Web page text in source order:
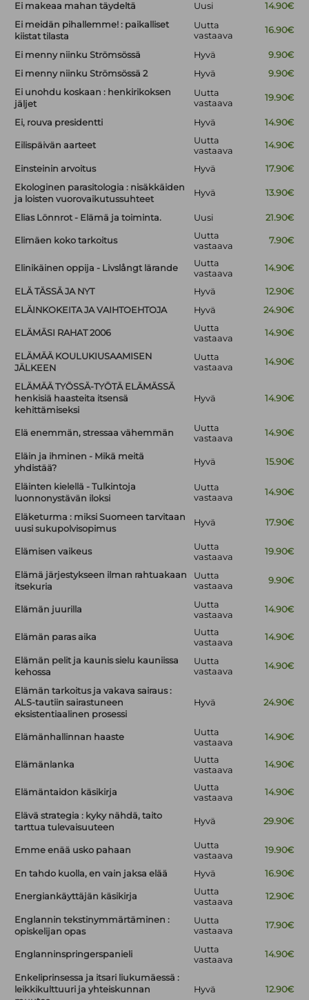
Ei makeaa mahan täydeltä Uusi
14.90€
Ei meidän pihallemme! : paikalliset
kiistat tilasta
Uutta
vastaava
16.90€
Ei menny niinku Strömsössä Hyvä
9.90€
Ei menny niinku Strömsössä 2
Hyvä
9.90€
Ei unohdu koskaan : henkirikoksen
jäljet
Uutta
vastaava
19.90€
Ei, rouva presidentti Hyvä 14.90€
Eilispäivän aarteet
Uutta
vastaava
14.90€
Einsteinin arvoitus Hyvä
17.90€
Ekologinen parasitologia : nisäkkäiden
ja loisten vuorovaikutussuhteet
Hyvä 13.90€
Elias Lönnrot - Elämä ja toiminta. Uusi 21.90€
Elimäen koko tarkoitus
Uutta
vastaava
7.90€
Elinikäinen oppija - Livslångt lärande
Uutta
vastaava
14.90€
ELÄ TÄSSÄ JA NYT Hyvä
12.90€
ELÄINKOKEITA JA VAIHTOEHTOJA
Hyvä 24.90€
ELÄMÄSI RAHAT 2006
Uutta
vastaava
14.90€
ELÄMÄÄ KOULUKIUSAAMISEN
JÄLKEEN
Uutta
vastaava
14.90€
ELÄMÄÄ TYÖSSÄ-TYÖTÄ ELÄMÄSSÄ
henkisiä haasteita itsensä
kehittämiseksi
Hyvä 14.90€
Elä enemmän, stressaa vähemmän
Uutta
vastaava
14.90€
Eläin ja ihminen - Mikä meitä
yhdistää?
Hyvä 15.90€
Eläinten kielellä - Tulkintoja
luonnonystävän iloksi
Uutta
vastaava
14.90€
Eläketurma : miksi Suomeen tarvitaan
uusi sukupolvisopimus
Hyvä 17.90€
Elämisen vaikeus
Uutta
vastaava
19.90€
Elämä järjestykseen ilman rahtuakaan
itsekuria
Uutta
vastaava
9.90€
Elämän juurilla
Uutta
vastaava
14.90€
Elämän paras aika
Uutta
vastaava
14.90€
Elämän pelit ja kaunis sielu kauniissa
kehossa
Uutta
vastaava
14.90€
Elämän tarkoitus ja vakava sairaus :
ALS-tautiin sairastuneen
eksistentiaalinen prosessi
Hyvä 24.90€
Elämänhallinnan haaste
Uutta
vastaava
14.90€
Elämänlanka
Uutta
vastaava
14.90€
Elämäntaidon käsikirja
Uutta
vastaava
14.90€
Elävä strategia : kyky nähdä, taito
tarttua tulevaisuuteen
Hyvä 29.90€
Emme enää usko pahaan
Uutta
vastaava
19.90€
En tahdo kuolla, en vain jaksa elää Hyvä 16.90€
Energiankäyttäjän käsikirja
Uutta
vastaava
12.90€
Englannin tekstinymmärtäminen :
opiskelijan opas
Uutta
vastaava
17.90€
Englanninspringerspanieli
Uutta
vastaava
14.90€
Enkeliprinsessa ja itsari liukumäessä :
leikkikulttuuri ja yhteiskunnan
Hyvä 12.90€